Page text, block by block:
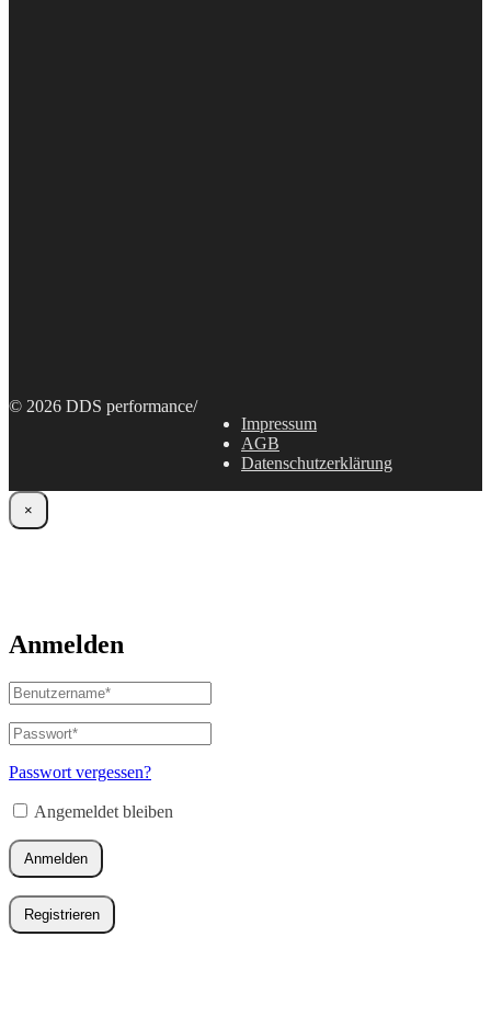
© 2026 DDS performance/
Impressum
AGB
Datenschutzerklärung
×
Anmelden
Benutzername
oder
E-
Mail-
Adresse*
Passwort*
Erforderlich
Passwort vergessen?
Angemeldet bleiben
Anmelden
Registrieren